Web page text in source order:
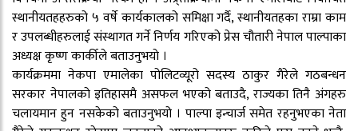
स्थानीयतहहरुको ५ वर्षे कार्यकालको समिक्षा गर्दै, स्थानीयतहका राम्रा काम
र उपलब्धीहरुलाई संस्थागत गर्ने निर्णय गरिएको प्रेस चौतारी नेपाल पाल्पाका
अध्यक्ष कृष्ण कार्कीले बताउनुभयाे ।
कार्यक्रममा नेकपा एमालेका पोलिटव्यूरो सदस्य ठाकुर गैरेले गठबन्धन
सरकार नेपालको इतिहासमै असफल भएको बताउदै, राज्यका तिनै अंगहरु
चलायमान हुन नसकेको बताउनुभयो । पाल्पा इन्चार्ज समेत रहनुभएका नेता